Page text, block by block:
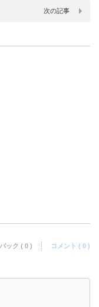
次の記事
ック ( 0 ) コメント ( 0 )